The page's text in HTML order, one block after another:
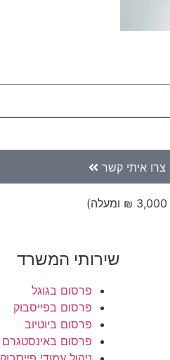
צרו איתי קשר
שירותי המשרד
פרסום בגוגל
פרסום בפייסבוק
פרסום ביוטיוב
פרסום באינסטגרם